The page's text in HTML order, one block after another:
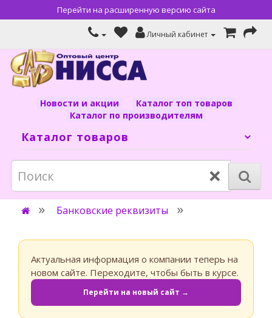
Перейти на расширенную версию сайта
Личный кабинет
Новости и акции
Каталог топ товаров
Каталог по производителям
Каталог товаров
×
Банковские реквизиты
Актуальная информация о компании теперь на
новом сайте. Переходите, чтобы быть в курсе.
Перейти на новый сайт →